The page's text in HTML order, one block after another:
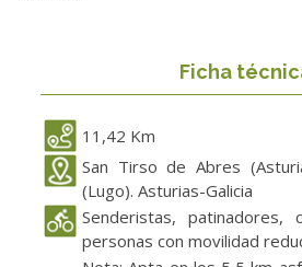
Ficha
11,42 Km
San Tirso de Abres
(Lugo). Asturias-Galicia
Senderistas, patinadores,
personas con movilidad